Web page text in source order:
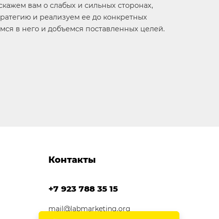
вам о слабых и сильных сторонах,
и реализуем ее до конкретных
в него и добъемся поставленных целей.
Контакты
+7 923 788 35 15
mail@labmarketing.org